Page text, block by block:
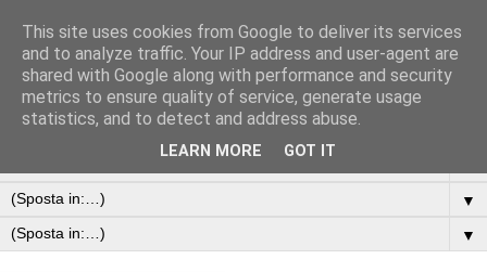
▼
▼
This site uses cookies from Google to deliver its services
and to analyze traffic. Your IP address and user-agent are
shared with Google along with performance and security
metrics to ensure quality of service, generate usage
statistics, and to detect and address abuse.
LEARN MORE GOT IT